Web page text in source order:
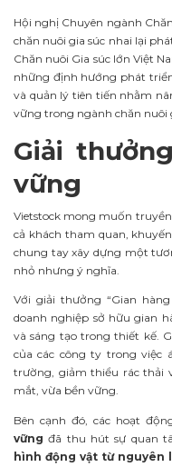
Hội nghị Chuyên ngành
chăn nuôi gia súc nhai lại
Chăn nuôi Gia súc lớn Việt
những định hướng phát
và quản lý tiên tiến nhằm
vững trong ngành chăn nuôi
Giải
vững
Vietstock mong muốn
cả khách tham quan,
chung tay xây dựng một
nhỏ nhưng ý nghĩa.
Với giải thưởng “Gian
doanh nghiệp sở hữu gian
và sáng tạo trong thiết kế.
của các công ty trong việc
trường, giảm thiểu rác thải
mắt, vừa bền vững.
Bên cạnh đó, các hoạt
vững đã thu hút sự quan
hình động vật từ